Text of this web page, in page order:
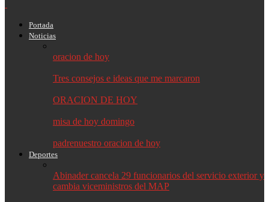
Portada
Noticias
oracion de hoy
Tres consejos e ideas que me marcaron
ORACION DE HOY
misa de hoy domingo
padrenuestro oracion de hoy
Deportes
Abinader cancela 29 funcionarios del servicio exterior y
cambia viceministros del MAP